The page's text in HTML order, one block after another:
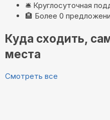
🛎️ Круглосуточная
🏨 Более 0
Куда сходить,
места
Смотреть все